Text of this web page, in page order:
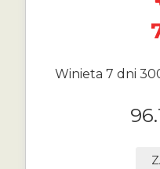
Winieta 7 dni